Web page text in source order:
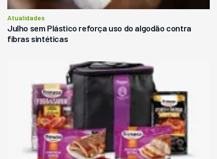
Atualidades
Julho sem Plástico reforça uso do algodão contra
fibras sintéticas